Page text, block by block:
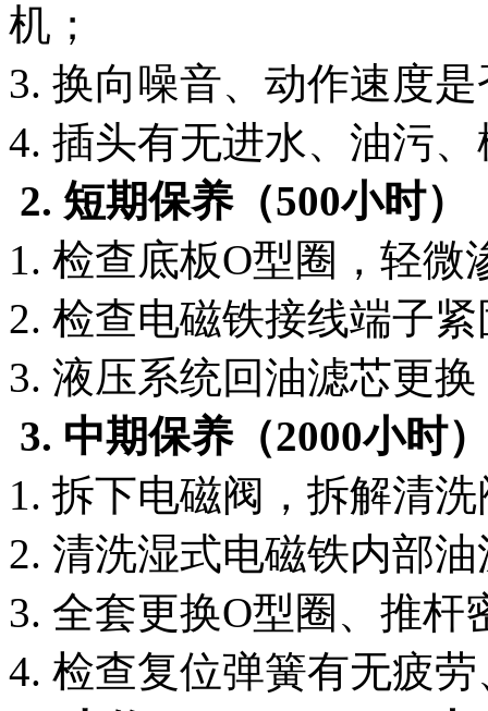
机；
3. 换向噪音、动作速度
4. 插头有无进水、油污
2. 短期保养（500小时）
1. 检查底板O型圈，轻微
2. 检查电磁铁接线端子
3. 液压系统回油滤芯更
3. 中期保养（2000小时
1. 拆下电磁阀，拆解清
2. 清洗湿式电磁铁内部
3. 全套更换O型圈、推杆
4. 检查复位弹簧有无疲